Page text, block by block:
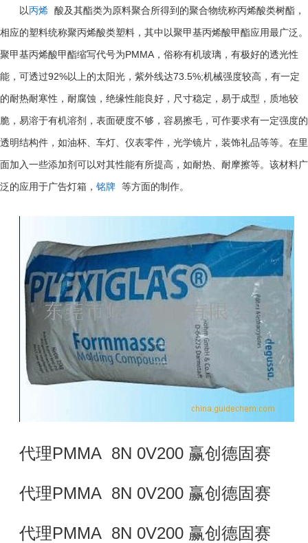
以丙烯 酸及其酯类为原料聚合所得到的聚合物统称丙烯酸类树酯，
相应的塑料统称聚丙烯酸类塑料，其中以聚甲基丙烯酸甲酯应用最广泛。
聚甲基丙烯酸甲酯缩写代号为PMMA，俗称有机玻璃，有极好的透光性
能，可透过92%以上的太阳光，紫外线达73.5%;机械强度较高，有一定
的耐热耐寒性，耐腐蚀，绝缘性能良好，尺寸稳定，易于成型，质地较
脆，易溶于有机溶剂，表面硬度不够，容易擦毛，可作要求有一定强度的
透明结构件，如油杯、车灯、仪表零件，光学镜片，装饰礼品等等。在里
面加入一些添加剂可以对其性能有所提高，如耐热、耐摩擦等。该材料广
泛的应用于广告灯箱， 铭牌 等方面的制作。
代理PMMA 8N 0V200 赢创德固赛
代理PMMA 8N 0V200 赢创德固赛
代理PMMA 8N 0V200 赢创德固赛